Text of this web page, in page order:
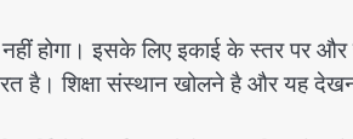
होगा। इसके लिए इकाई के स्तर पर
है। शिक्षा संस्थान खोलने है और यह